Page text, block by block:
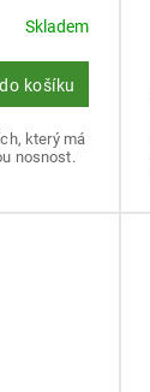
Skladem
košíku
který má
nosnost.